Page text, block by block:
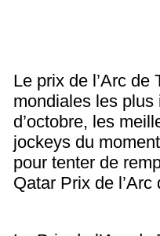
Le prix de l’Arc de
mondiales les plus
d’octobre, les
jockeys du
pour tenter de
Qatar Prix de l’Arc